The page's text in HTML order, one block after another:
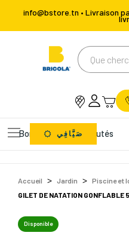
info@bstore.tn • Livraison
Bons Plans Nouveautés
صَيَّافِي
Accueil Jardin Piscine et
GILET DE NATATION GONFLABLE
Disponible